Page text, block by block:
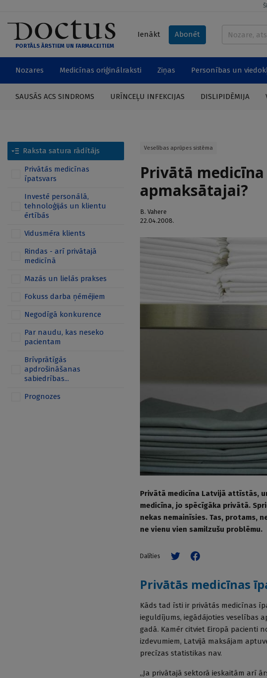
PORTĀLS ĀRSTIEM UN FARMACEITIEM
Ienākt Abonēt
Nozares Medicīnas oriģinālraksti Ziņas Personības un
SAUSĀS ACS SINDROMS URĪNCEĻU INFEKCIJAS DISLIPIDĒMIJA
Raksta satura rādītājs
Privātās medicīnas
īpatsvars
Investē personālā,
tehnoloģijās un klientu
ērtībās
Vidusmēra klients
Rindas - arī privātajā
medicīnā
Mazās un lielās prakses
Fokuss darba ņēmējiem
Negodīgā konkurence
Par naudu, kas neseko
pacientam
Brīvprātīgās
apdrošināšanas
sabiedrības...
Prognozes
Veselības aprūpes sistēma
Privātā
apmaksātajai?
B. Vahere
22.04.2008.
Privātā medicīna Latvijā attīstās,
medicīna, jo spēcīgāka privātā.
nekas nemainīsies. Tas, protams,
ne vienu vien samilzušu problēmu.
Dalīties
Privātās medicīnas
Kāds tad īsti ir privātās medicīnas
ieguldījums, iegādājoties veselības
gadā. Kamēr citviet Eiropā pacienti
izdevumiem, Latvijā maksājam
precīzas statistikas nav.
„Ja privātajā sektorā ieskaitām arī